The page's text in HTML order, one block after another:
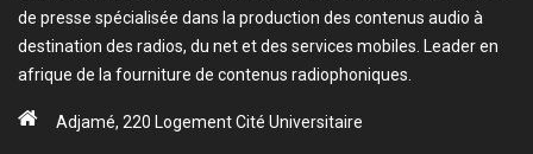
de presse spécialisée dans la production des contenus audio à
destination des radios, du net et des services mobiles. Leader en
afrique de la fourniture de contenus radiophoniques.
Adjamé, 220 Logement Cité Universitaire